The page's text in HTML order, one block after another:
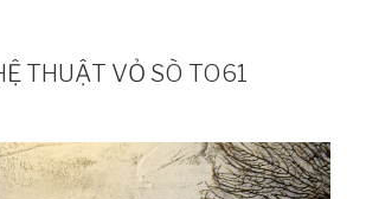
THUẬT VỎ SÒ TO61